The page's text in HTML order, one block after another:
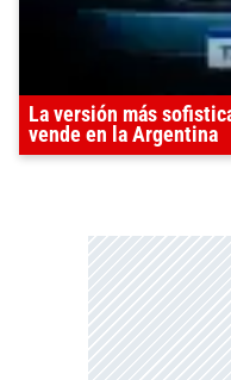
La versión más
vende en la Argentina